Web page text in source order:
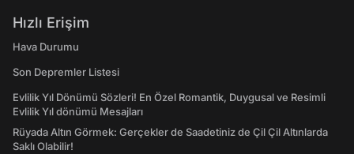
Hızlı Erişim
Hava Durumu
Son Depremler Listesi
Evlilik Yıl Dönümü Sözleri! En Özel Romantik, Duygusal ve Resimli
Evlilik Yıl dönümü Mesajları
Rüyada Altın Görmek: Gerçekler de Saadetiniz de Çil Çil Altınlarda
Saklı Olabilir!